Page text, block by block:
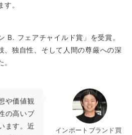
。
B. フェアチャイルド賞」を受賞。
、独自性、そして人間の尊厳への深
インポートブランド買
や価値観
の高いブ
ます。近